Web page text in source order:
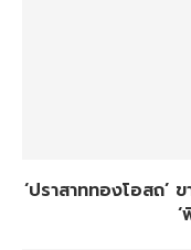
‘ปราสาททองโอสถ’